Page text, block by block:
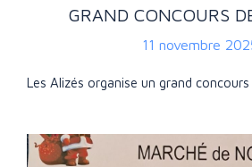
GRAND CONCOURS
11 novembre
Les Alizés organise un grand